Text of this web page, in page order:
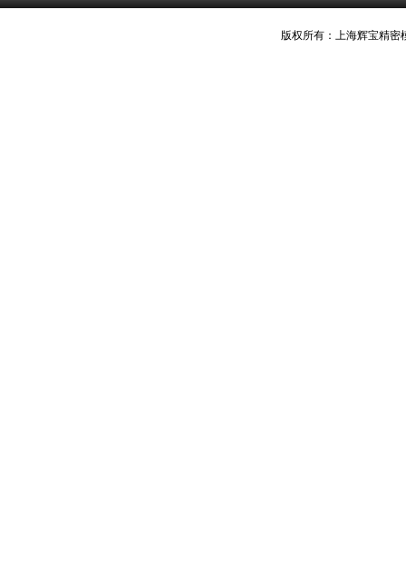
版权所有：上海辉宝精密